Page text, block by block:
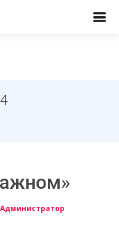
Администратор